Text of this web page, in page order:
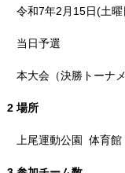
令和7年2月15日(土曜
当日予選 9時
本大会（決勝トーナ
2 場所
上尾運動公園 体育館